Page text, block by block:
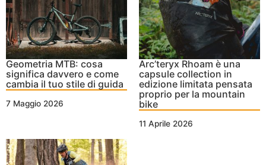
Geometria MTB: cosa
significa davvero e come
cambia il tuo stile di guida
7 Maggio 2026
Arc’teryx Rhoam è una
capsule collection in
edizione limitata pensata
proprio per la mountain
bike
11 Aprile 2026